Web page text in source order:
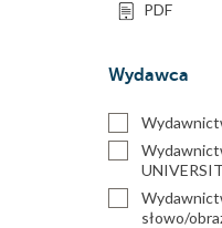
PDF
Wydawca
słowo/